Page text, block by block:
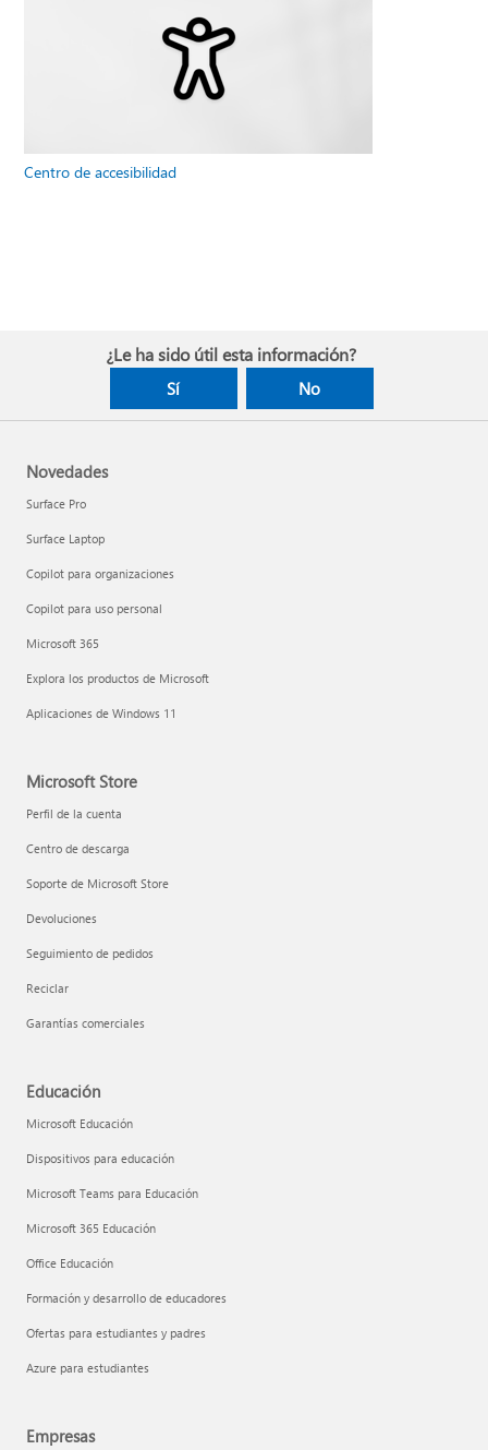
Centro de accesibilidad
¿Le ha sido útil esta información?
Sí No
Novedades
Surface Pro
Surface Laptop
Copilot para organizaciones
Copilot para uso personal
Microsoft 365
Explora los productos de Microsoft
Aplicaciones de Windows 11
Microsoft Store
Perfil de la cuenta
Centro de descarga
Soporte de Microsoft Store
Devoluciones
Seguimiento de pedidos
Reciclar
Garantías comerciales
Educación
Microsoft Educación
Dispositivos para educación
Microsoft Teams para Educación
Microsoft 365 Educación
Office Educación
Formación y desarrollo de educadores
Ofertas para estudiantes y padres
Azure para estudiantes
Empresas